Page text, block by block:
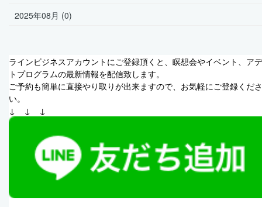
2025年08月 (0)
ラインビジネスアカウントにご登録頂くと、瞑想会やイベント、ア
トプログラムの最新情報を配信致します。
ご予約も簡単に直接やり取りが出来ますので、お気軽にご登録くださ
い。
↓　↓　↓